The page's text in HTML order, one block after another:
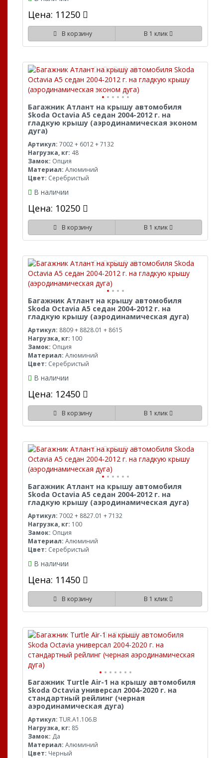
Цена: 11250
В корзину В 1 клик
Багажник Атлант на крышу автомобиля
Skoda Octavia A5 седан 2004-2012 г. на
гладкую крышу (аэродинамическая эконом
дуга)
Артикул: 7002 + 6012 + 7132
Нагрузка, кг: 48
Замок: Опция
Материал: Алюминий
Цвет: Серебристый
В наличии
Цена: 10250
В корзину В 1 клик
Багажник Атлант на крышу автомобиля
Skoda Octavia A5 седан 2004-2012 г. на
гладкую крышу (аэродинамическая дуга)
Артикул: 8809 + 8828.01 + 8615
Нагрузка, кг: 100
Замок: Опция
Материал: Алюминий
Цвет: Серебристый
В наличии
Цена: 12450
В корзину В 1 клик
Багажник Атлант на крышу автомобиля
Skoda Octavia A5 седан 2004-2012 г. на
гладкую крышу (аэродинамическая дуга)
Артикул: 7002 + 8827.01 + 7132
Нагрузка, кг: 100
Замок: Опция
Материал: Алюминий
Цвет: Серебристый
В наличии
Цена: 11450
В корзину В 1 клик
Багажник Turtle Air-1 на крышу автомобиля
Skoda Octavia универсал 2004-2020 г. на
стандартный рейлинг (черная
аэродинамическая дуга)
Артикул: TUR.A1.106.B
Нагрузка, кг: 85
Замок: Да
Материал: Алюминий
Цвет: Черный